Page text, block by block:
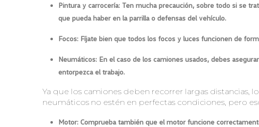
Pintura y carrocería: Ten mucha precaución, sobre todo si se
que pueda haber en la parrilla o defensas del vehículo.
Focos: Fíjate bien que todos los focos y luces funcionen de
Neumáticos: En el caso de los camiones usados, debes
entorpezca el trabajo.
Ya que los camiones deben recorrer largas distancias,
neumáticos no estén en perfectas condiciones, pero
Motor: Comprueba también que el motor funcione